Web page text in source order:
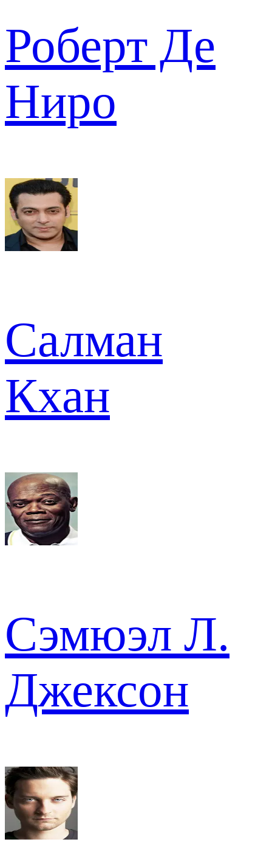
Роберт Де
Ниро
Салман
Кхан
Сэмюэл Л.
Джексон